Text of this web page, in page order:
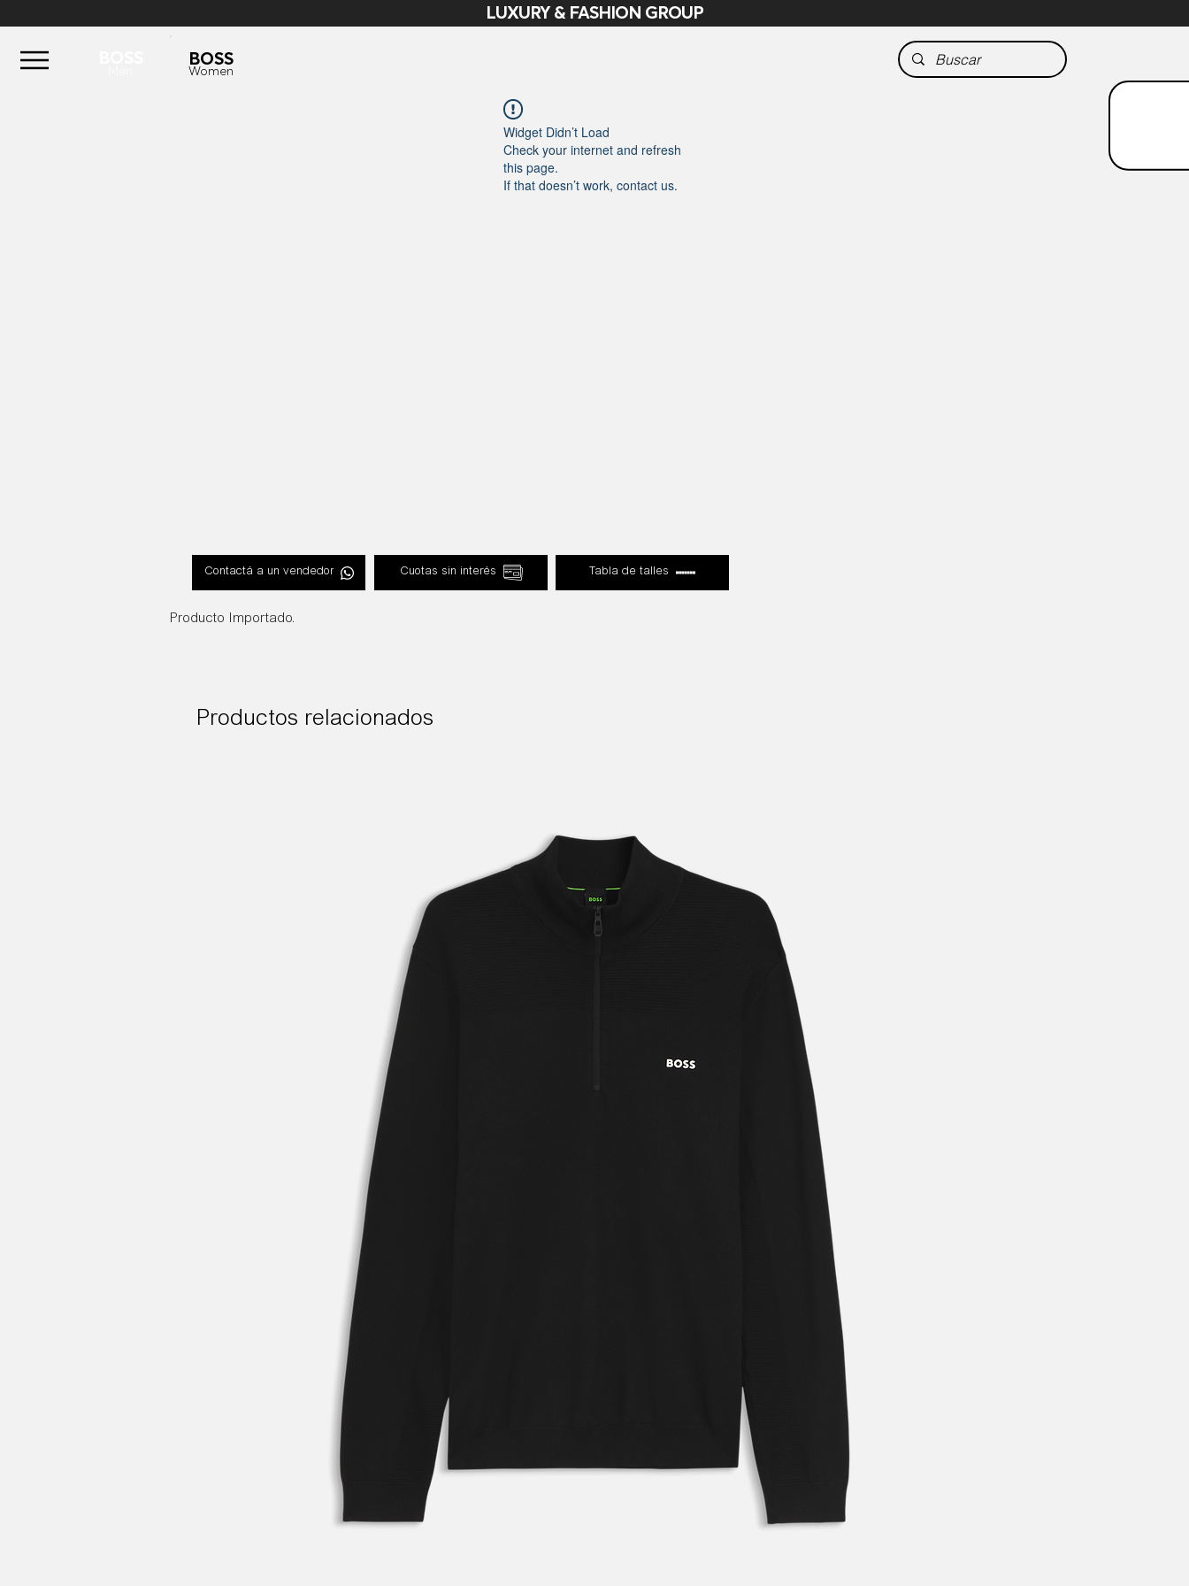
LUXURY & FASHION GROUP
BOSS
Women
Widget Didn’t Load
Check your internet and refresh
this page.
If that doesn’t work, contact us.
Contactá a un vendedor Cuotas sin interés Tabla de talles
Producto Importado.
Productos relacionados